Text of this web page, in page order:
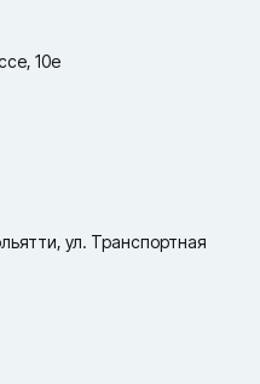
10е
ул. Транспортная